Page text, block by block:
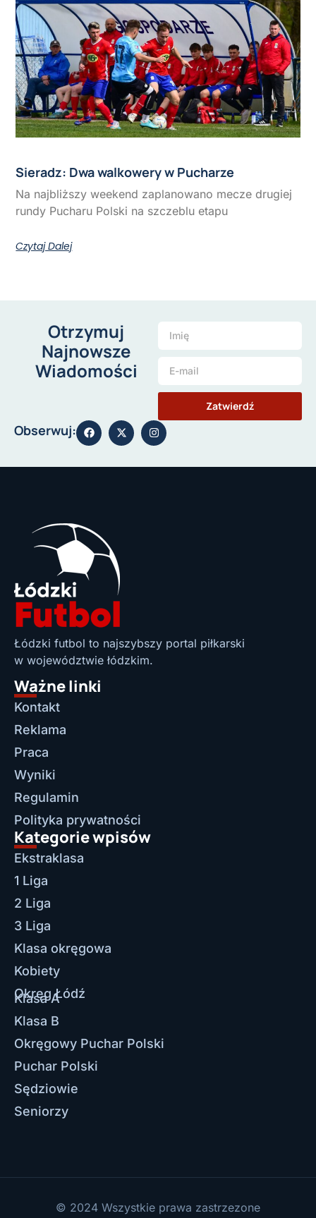
Sieradz: Dwa walkowery w Pucharze
Na najbliższy weekend zaplanowano mecze drugiej
rundy Pucharu Polski na szczeblu etapu
Czytaj Dalej
Otrzymuj
Najnowsze
Wiadomości
Zatwierdź
Obserwuj:
Łódzki futbol to najszybszy portal piłkarski
w województwie łódzkim.
Ważne linki
Kontakt
Reklama
Praca
Wyniki
Regulamin
Polityka prywatności
Kategorie wpisów
Ekstraklasa
1 Liga
2 Liga
3 Liga
Klasa okręgowa
Kobiety
Okręg Łódź
Klasa A
Klasa B
Okręgowy Puchar Polski
Puchar Polski
Sędziowie
Seniorzy
© 2024 Wszystkie prawa zastrzezone